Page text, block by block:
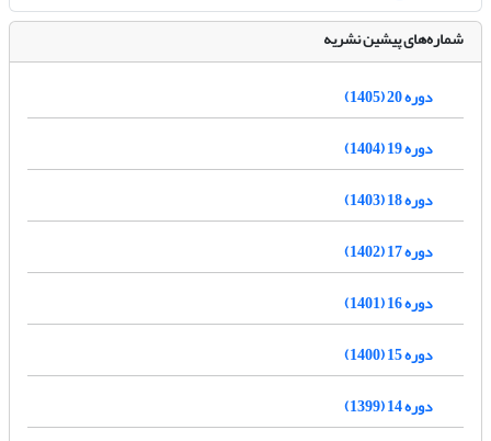
شماره‌های پیشین نشریه
دوره 20 (1405)
دوره 19 (1404)
دوره 18 (1403)
دوره 17 (1402)
دوره 16 (1401)
دوره 15 (1400)
دوره 14 (1399)